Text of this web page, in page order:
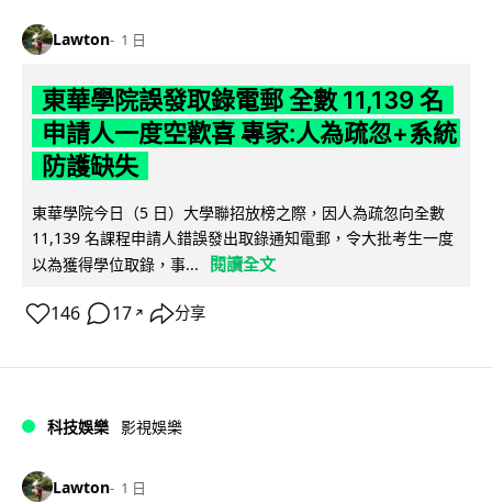
Lawton 1 日
東華學院誤發取錄電郵 全數 11,139 名
申請人一度空歡喜 專家:人為疏忽+系統
防護缺失
東華學院今日（5 日）大學聯招放榜之際，因人為疏忽向全數
11,139 名課程申請人錯誤發出取錄通知電郵，令大批考生一度
以為獲得學位取錄，事...
閱讀全文
146 17 ↗ 分享
科技娛樂 影視娛樂
Lawton 1 日